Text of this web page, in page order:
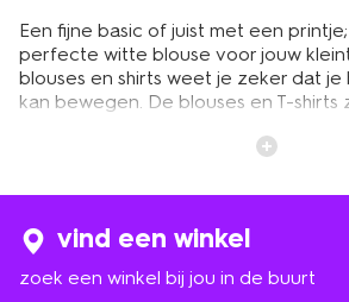
Een fijne basic of juist met een
perfecte witte blouse voor jouw
blouses en shirts weet je zeker dat
kan bewegen. De blouses en T-shirts
aanvoelen op het huidje van je baby.
shirts voor je baby heb je nooit
soorten babyblouses en
vind een winkel
zoek een winkel bij jou in de buurt